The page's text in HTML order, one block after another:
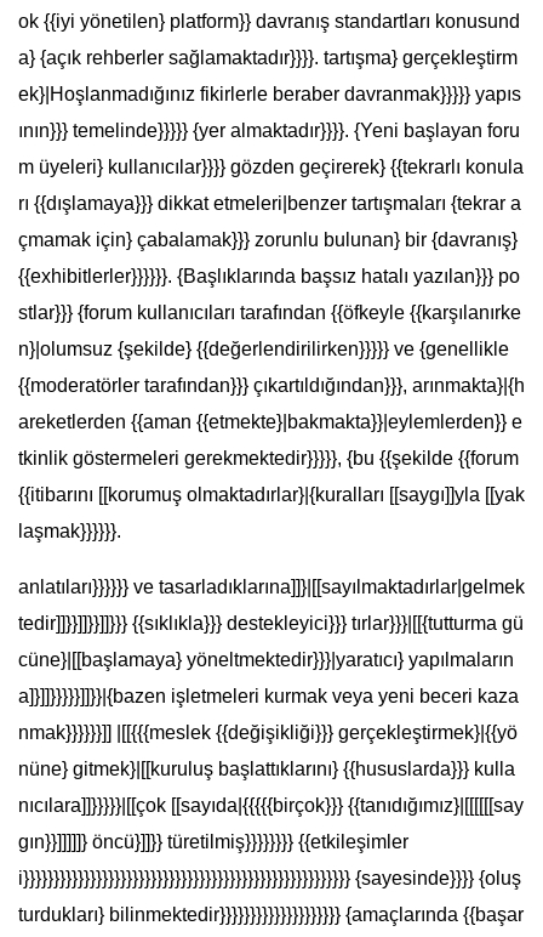
ok {{iyi yönetilen} platform}} davranış standartları konusund
a} {açık rehberler sağlamaktadır}}}}. tartışma} gerçekleştirm
ek}|Hoşlanmadığınız fikirlerle beraber davranmak}}}}} yapıs
ının}}} temelinde}}}}} {yer almaktadır}}}}. {Yeni başlayan foru
m üyeleri} kullanıcılar}}}} gözden geçirerek} {{tekrarlı konula
rı {{dışlamaya}}} dikkat etmeleri|benzer tartışmaları {tekrar a
çmamak için} çabalamak}}} zorunlu bulunan} bir {davranış}
{{exhibitlerler}}}}}}. {Başlıklarında başsız hatalı yazılan}}} po
stlar}}} {forum kullanıcıları tarafından {{öfkeyle {{karşılanırke
n}|olumsuz {şekilde} {{değerlendirilirken}}}}} ve {genellikle
{{moderatörler tarafından}}} çıkartıldığından}}}, arınmakta}|{h
areketlerden {{aman {{etmekte}|bakmakta}}|eylemlerden}} e
tkinlik göstermeleri gerekmektedir}}}}}, {bu {{şekilde {{forum
{{itibarını [[korumuş olmaktadırlar}|{kuralları [[saygı]]yla [[yak
laşmak}}}}}}.
anlatıları}}}}}} ve tasarladıklarına]]}|[[sayılmaktadırlar|gelmek
tedir]]}}]]}}]]}}} {{sıklıkla}}} destekleyici}}} tırlar}}}|[[{tutturma gü
cüne}|[[başlamaya} yöneltmektedir}}}|yaratıcı} yapılmaların
a]}]]}}}}}]]}}|{bazen işletmeleri kurmak veya yeni beceri kaza
nmak}}}}}}]] |[[{{{meslek {{değişikliği}}} gerçekleştirmek}|{{yö
nüne} gitmek}|[[kuruluş başlattıklarını} {{hususlarda}}} kulla
nıcılara]]}}}}}|[[çok [[sayıda|{{{{{birçok}}} {{tanıdığımız}|[[[[[[say
gın}}]]]]]} öncü}]]}} türetilmiş}}}}}}}} {{etkileşimler
i}}}}}}}}}}}}}}}}}}}}}}}}}}}}}}}}}}}}}}}}}}}}}}}}}}}}}} {sayesinde}}}} {oluş
turdukları} bilinmektedir}}}}}}}}}}}}}}}}}}}} {amaçlarında {{başar